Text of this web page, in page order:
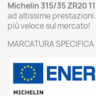
Michelin 315/35 ZR20
ad altissime prestazioni.
più veloce sul mercato!
MARCATURA SPECIFICA